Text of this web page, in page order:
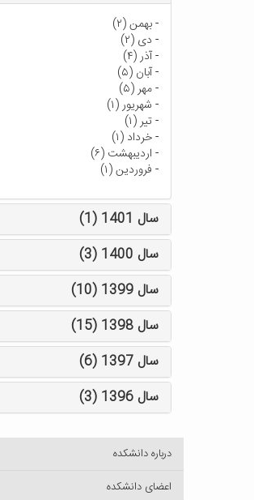
-بهمن (۲)
- دی (۲)
-آذر (۴)
-آبان (۵)
-مهر (۵)
- شهریور (۱)
-تیر (۱)
-خرداد (۱)
- اردیبهشت (۶)
- فروردین (۱)
سال 1401 (1)
سال 1400 (3)
سال 1399 (10)
سال 1398 (15)
سال 1397 (6)
سال 1396 (3)
درباره دانشکده
اعضای دانشکده